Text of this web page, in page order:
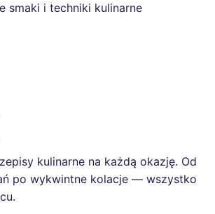
smaki i techniki kulinarne
kulinarne na każdą okazję. Od
po wykwintne kolacje — wszystko